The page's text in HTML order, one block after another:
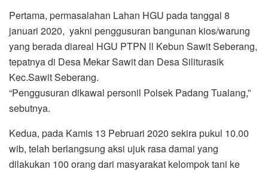
Pertama, permasalahan Lahan HGU pada tanggal 8
januari 2020, yakni penggusuran bangunan kios/warung
yang berada diareal HGU PTPN ll Kebun Sawit Seberang,
tepatnya di Desa Mekar Sawit dan Desa Siliturasik
Kec.Sawit Seberang.
“Penggusuran dikawal personil Polsek Padang Tualang,”
sebutnya.
Kedua, pada Kamis 13 Pebruari 2020 sekira pukul 10.00
wib, telah berlangsung aksi ujuk rasa damai yang
dilakukan 100 orang dari masyarakat kelompok tani ke